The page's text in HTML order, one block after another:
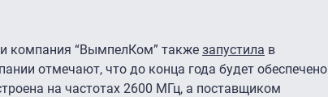
компания “ВымпелКом” также запустила в
отмечают, что до конца года будет обеспечено
на частотах 2600 МГц, а поставщиком